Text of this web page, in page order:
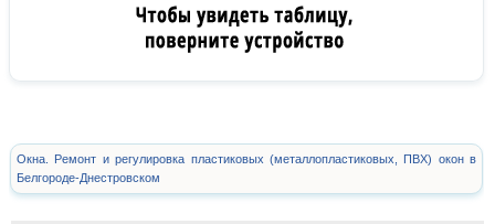
Окна. Ремонт и регулировка пластиковых (металлопластиковых, ПВХ) окон в
Белгороде-Днестровском